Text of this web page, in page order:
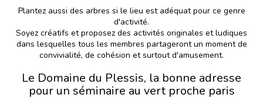
Plantez aussi des arbres si le lieu est adéquat pour ce genre
d'activité.
Soyez créatifs et proposez des activités originales et ludiques
dans lesquelles tous les membres partageront un moment de
convivialité, de cohésion et surtout d'amusement.
Le Domaine du Plessis, la bonne adresse
pour un séminaire au vert proche paris